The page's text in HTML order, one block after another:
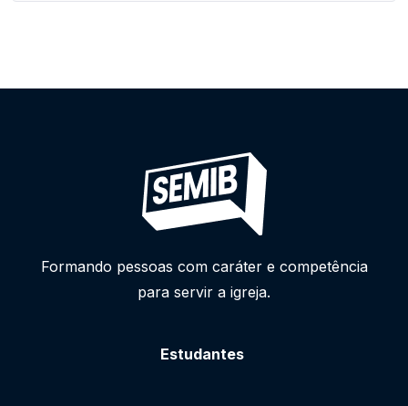
Formando pessoas com caráter e competência
para servir a igreja.
Estudantes